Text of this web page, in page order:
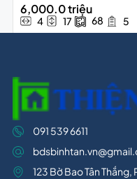
6,000.0 triệu
4 17 68 5
091 539 6611
123 Bờ Bao Tân Thắng,